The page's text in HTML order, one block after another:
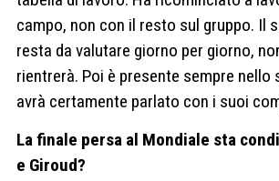
campo, non con il resto sul gruppo. Il
resta da valutare giorno per giorno,
rientrerà. Poi è presente sempre nello
avrà certamente parlato con i suoi
La finale persa al Mondiale sta
e Giroud?